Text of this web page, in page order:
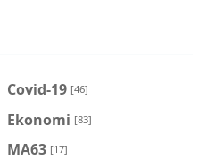
Covid-19 [46]
Ekonomi [83]
MA63 [17]